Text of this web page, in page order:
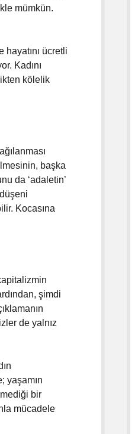
mümkün.
ücretli
Kadını
kölelik
başka
da ‘adaletin’
Kocasına
şimdi
de yalnız
yaşamın
bir
mücadele